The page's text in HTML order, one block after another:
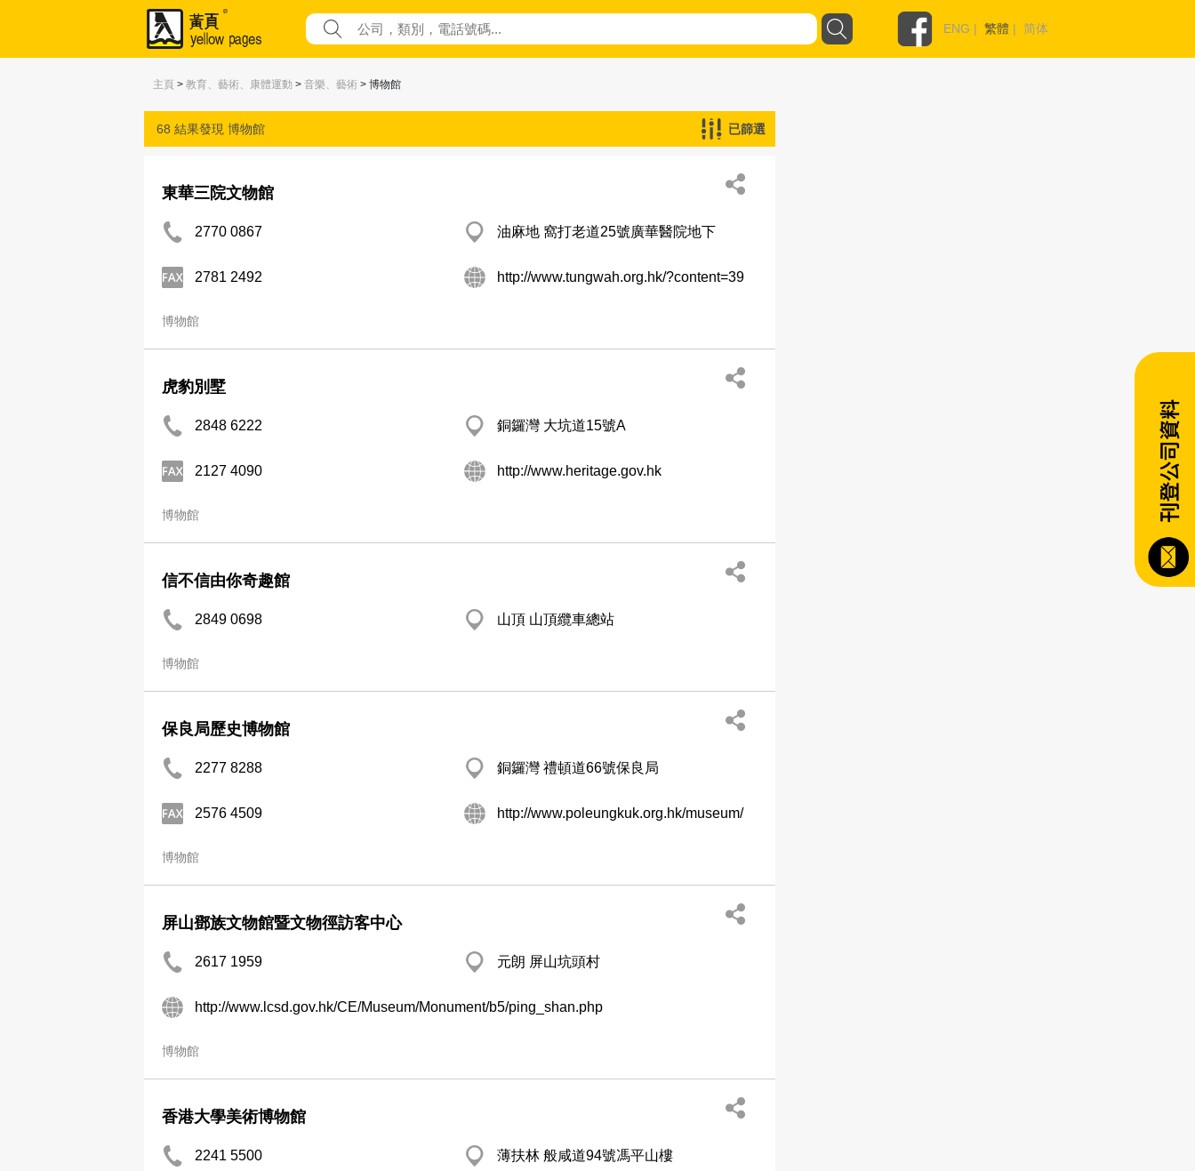
ENG | 繁體 | 简体
主頁 > 教育、藝術、康體運動 > 音樂、藝術 > 博物館
68 結果發現 博物館 已篩選
東華三院文物館
2770 0867 油麻地 窩打老道25號廣華醫院地下
2781 2492 http://www.tungwah.org.hk/?content=39
博物館
虎豹別墅
2848 6222 銅鑼灣 大坑道15號A
2127 4090 http://www.heritage.gov.hk
博物館
信不信由你奇趣館
2849 0698 山頂 山頂纜車總站
博物館
保良局歷史博物館
2277 8288 銅鑼灣 禮頓道66號保良局
2576 4509 http://www.poleungkuk.org.hk/museum/
博物館
屏山鄧族文物館暨文物徑訪客中心
2617 1959 元朗 屏山坑頭村
http://www.lcsd.gov.hk/CE/Museum/Monument/b5/ping_shan.php
博物館
香港大學美術博物館
2241 5500 薄扶林 般咸道94號馮平山樓